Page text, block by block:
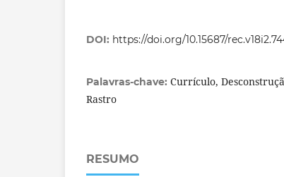
DOI: https://doi.org/10.15687/
Palavras-chave: Currículo,
Rastro
RESUMO